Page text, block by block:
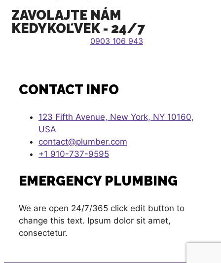
ZAVOLAJTE NÁM
KEDYKOĽVEK - 24/7
0903 106 943
CONTACT INFO
123 Fifth Avenue, New York, NY 10160,
USA
contact@plumber.com
+1 910-737-9595
EMERGENCY PLUMBING
We are open 24/7/365 click edit button to
change this text. Ipsum dolor sit amet,
consectetur.